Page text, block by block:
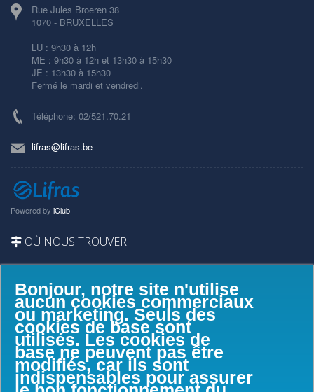
Bonjour, notre site n'utilise
aucun cookies commerciaux
ou marketing. Seuls des
cookies de base sont
utilisés. Les cookies de
base ne peuvent pas être
modifiés, car ils sont
indispensables pour assurer
Rue Jules Broeren 38
1070 - BRUXELLES
LU : 9h30 à 12h
ME : 9h30 à 12h et 13h30 à 15h30
JE : 13h30 à 15h30
Fermé le mardi et vendredi.
Téléphone: 02/521.70.21
lifras@lifras.be
Powered by iClub
OÙ NOUS TROUVER